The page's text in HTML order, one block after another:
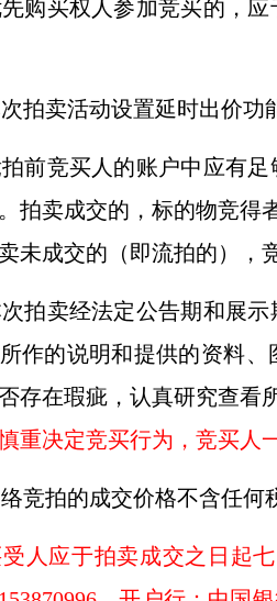
购买权人参加竞买的，
拍卖活动设置延时出价功
前竞买人的账户中应有
拍卖成交的，标的物竞得
未成交的（即流拍的），
拍卖经法定公告期和展
作的说明和提供的资料
存在瑕疵，认真研究查看
重决定竞买行为，竞买人
竞拍的成交价格不含任何
受人应于拍卖成交之日起